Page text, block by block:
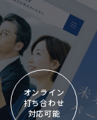
オンライン
打ち合わせ
対応可能